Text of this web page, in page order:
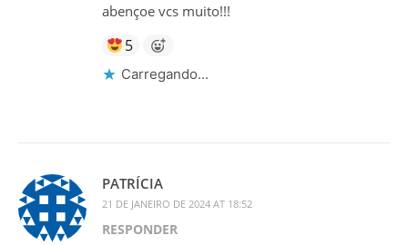
abençoe vcs muito!!!
5
Carregando...
PATRÍCIA
21 DE JANEIRO DE 2024 AT 18:52
RESPONDER